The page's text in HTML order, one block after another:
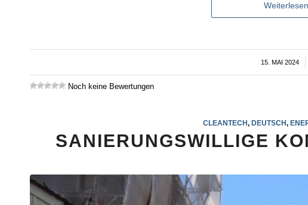
Weiterlesen
15. MAI 2024
/
Noch keine Bewertungen
CLEANTECH, DEUTSCH,
SANIERUNGSWILLIGE